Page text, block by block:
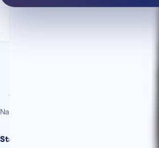
Nachhilfe vor Ort. Persönlich. Inhabergeführt.
Standorte